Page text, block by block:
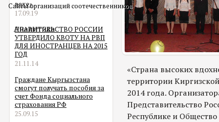
Сайты организаций соотечественников
Аналитика
веке»
17.09.19
ПРАВИТЕЛЬСТВО РОССИИ
УТВЕРДИЛО КВОТУ НА РВП
ДЛЯ ИНОСТРАНЦЕВ НА 2015
ГОД
21.11.14
Граждане Кыргызстана
смогут получать пособия за
счет Фонда социального
страхования РФ
25.09.15
«Страна высоких
территории
2014 года.
Представительство
Республике и